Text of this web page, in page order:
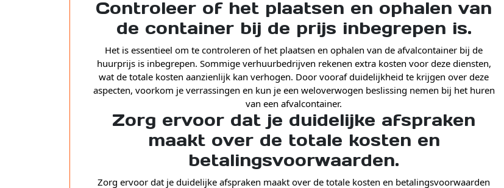
Controleer of het plaatsen en ophalen van
de container bij de prijs inbegrepen is.
Het is essentieel om te controleren of het plaatsen en ophalen van de afvalcontainer bij de
huurprijs is inbegrepen. Sommige verhuurbedrijven rekenen extra kosten voor deze diensten,
wat de totale kosten aanzienlijk kan verhogen. Door vooraf duidelijkheid te krijgen over deze
aspecten, voorkom je verrassingen en kun je een weloverwogen beslissing nemen bij het huren
van een afvalcontainer.
Zorg ervoor dat je duidelijke afspraken
maakt over de totale kosten en
betalingsvoorwaarden.
Zorg ervoor dat je duidelijke afspraken maakt over de totale kosten en betalingsvoorwaarden